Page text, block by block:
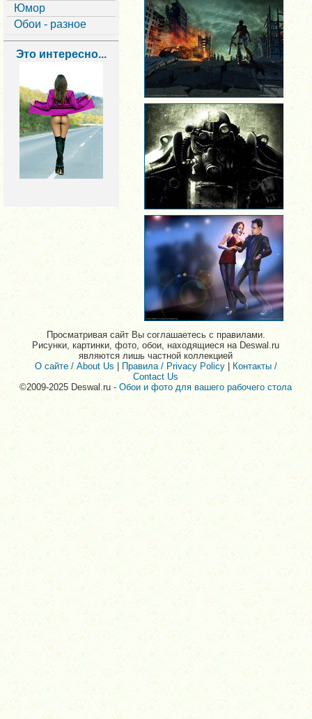
Юмор
Обои - разное
Это интересно...
Просматривая сайт Вы соглашаетесь с правилами.
Рисунки, картинки, фото, обои, находящиеся на Deswal.ru
являются лишь частной коллекцией
О сайте / About Us
Правила / Privacy Policy| Контакты /
Contact Us
©2009-2025 Deswal.ru -Обои и фото для вашего рабочего стола